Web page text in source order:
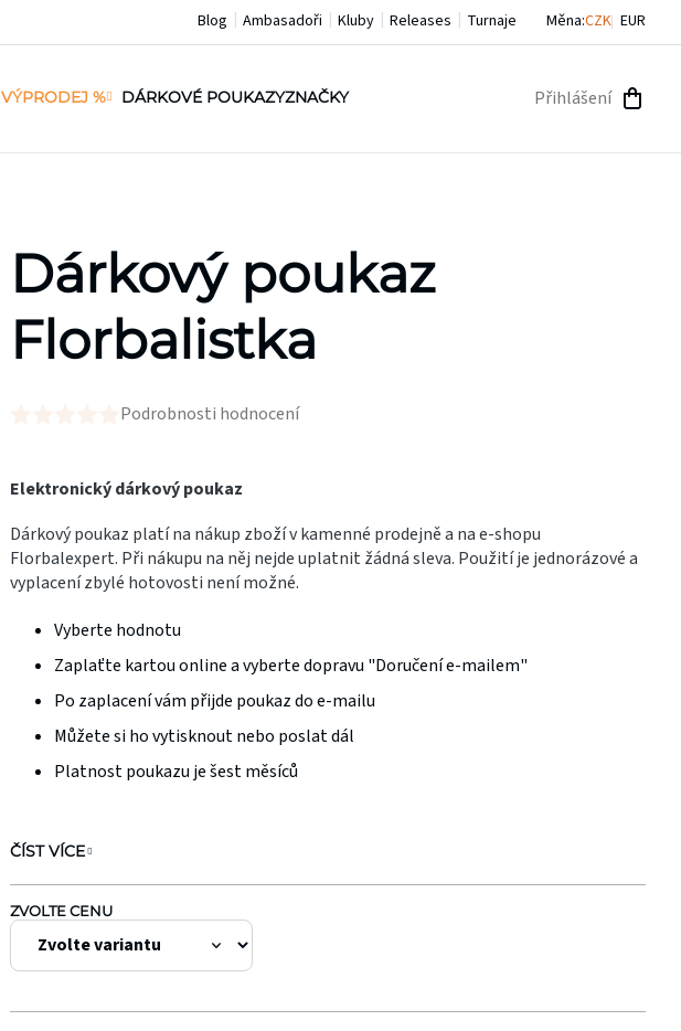
Blog Ambasadoři Kluby Releases Turnaje Měna:CZK EUR
VÝPRODEJ % DÁRKOVÉ POUKAZYZNAČKY Přihlášení
Dárkový poukaz
Florbalistka
produktu
0,0
z
hvězdiček.
Podrobnosti hodnocení
ZVOLTE CENU
Elektronický dárkový poukaz
Dárkový poukaz platí na nákup zboží v kamenné prodejně a na e-shopu
Florbalexpert. Při nákupu na něj nejde uplatnit žádná sleva. Použití je jednorázové a
vyplacení zbylé hotovosti není možné.
Vyberte hodnotu
Zaplaťte kartou online a vyberte dopravu "Doručení e-mailem"
Po zaplacení vám přijde poukaz do e-mailu
Můžete si ho vytisknout nebo poslat dál
Platnost poukazu je šest měsíců
ČÍST VÍCE